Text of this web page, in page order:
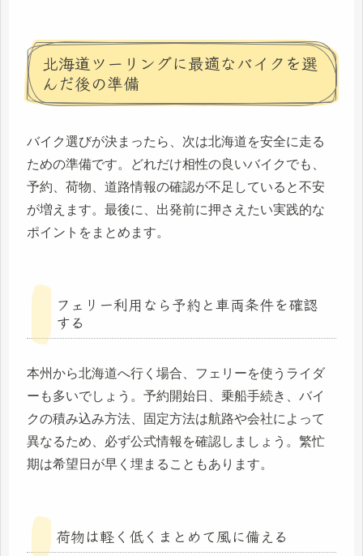
北海道ツーリングに最適なバイクを選
んだ後の準備
バイク選びが決まったら、次は北海道を安全に走る
ための準備です。どれだけ相性の良いバイクでも、
予約、荷物、道路情報の確認が不足していると不安
が増えます。最後に、出発前に押さえたい実践的な
ポイントをまとめます。
フェリー利用なら予約と車両条件を確認
する
本州から北海道へ行く場合、フェリーを使うライダ
ーも多いでしょう。予約開始日、乗船手続き、バイ
クの積み込み方法、固定方法は航路や会社によって
異なるため、必ず公式情報を確認しましょう。繁忙
期は希望日が早く埋まることもあります。
荷物は軽く低くまとめて風に備える